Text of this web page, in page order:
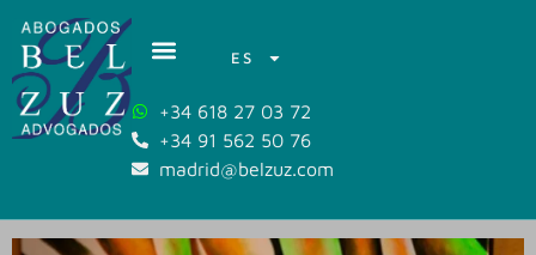
ES
+34 618 27 03 72
+34 91 562 50 76
madrid@belzuz.com